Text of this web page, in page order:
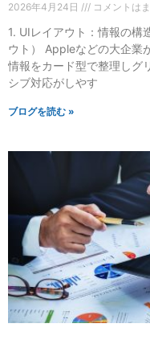
2026年4月24日 コメントは
1. UIレイアウト：情報の構
ウト） Appleなどの大企業
情報をカード型で整理しグ
シブ対応がしやす
ブログを読む »